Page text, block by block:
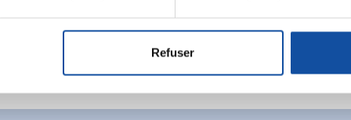
de vos données personnelles et définir vos
ou retirer votre consentement à tout moment à partir de la
Refuser
une nouvelle discussion vous aurez besoin de vous
Créer un nouveau compte